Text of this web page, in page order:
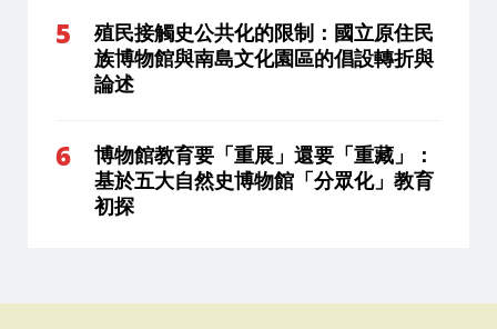
殖民接觸史公共化的限制：國立原住民
族博物館與南島文化園區的倡設轉折與
論述
博物館教育要「重展」還要「重藏」：
基於五大自然史博物館「分眾化」教育
初探